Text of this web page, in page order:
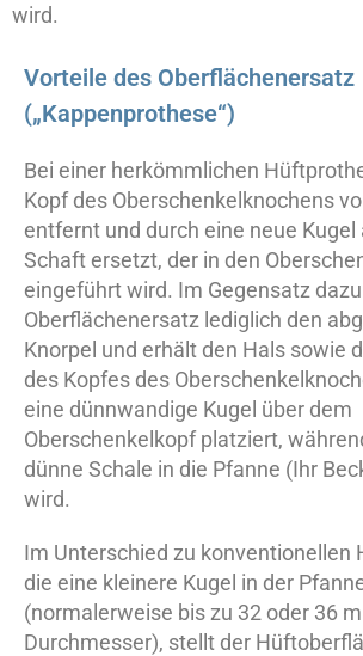
wird.
Vorteile des Oberflächenersatz
(„Kappenprothese“)
Bei einer herkömmlichen
Kopf des Oberschenkelknochens
entfernt und durch eine neue Kugel
Schaft ersetzt, der in den
eingeführt wird. Im Gegensatz
Oberflächenersatz lediglich den
Knorpel und erhält den Hals sowie
des Kopfes des
eine dünnwandige Kugel über dem
Oberschenkelkopf platziert,
dünne Schale in die Pfanne (Ihr
wird.
Im Unterschied zu konventionellen
die eine kleinere Kugel in der
(normalerweise bis zu 32 oder 36
Durchmesser), stellt der